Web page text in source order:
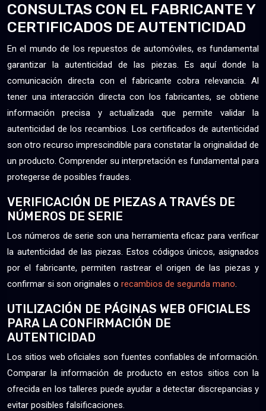
CONSULTAS CON EL FABRICANTE Y
CERTIFICADOS DE AUTENTICIDAD
En el mundo de los repuestos de automóviles, es fundamental
garantizar la autenticidad de las piezas. Es aquí donde la
comunicación directa con el fabricante cobra relevancia. Al
tener una interacción directa con los fabricantes, se obtiene
información precisa y actualizada que permite validar la
autenticidad de los recambios. Los certificados de autenticidad
son otro recurso imprescindible para constatar la originalidad de
un producto. Comprender su interpretación es fundamental para
protegerse de posibles fraudes.
VERIFICACIÓN DE PIEZAS A TRAVÉS DE
NÚMEROS DE SERIE
Los números de serie son una herramienta eficaz para verificar
la autenticidad de las piezas. Estos códigos únicos, asignados
por el fabricante, permiten rastrear el origen de las piezas y
confirmar si son originales o recambios de segunda mano.
UTILIZACIÓN DE PÁGINAS WEB OFICIALES
PARA LA CONFIRMACIÓN DE
AUTENTICIDAD
Los sitios web oficiales son fuentes confiables de información.
Comparar la información de producto en estos sitios con la
ofrecida en los talleres puede ayudar a detectar discrepancias y
evitar posibles falsificaciones.